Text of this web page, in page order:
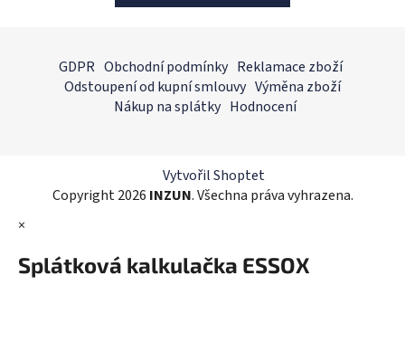
GDPR Obchodní podmínky Reklamace zboží
Odstoupení od kupní smlouvy Výměna zboží
Nákup na splátky Hodnocení
Vytvořil Shoptet
Copyright 2026 INZUN. Všechna práva vyhrazena.
×
Splátková kalkulačka ESSOX